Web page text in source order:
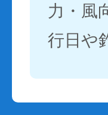
力・風
行日や